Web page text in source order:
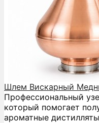
Шлем Вискарный
Профессиональный
который помогает
ароматные